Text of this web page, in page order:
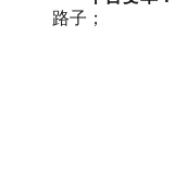
路子；